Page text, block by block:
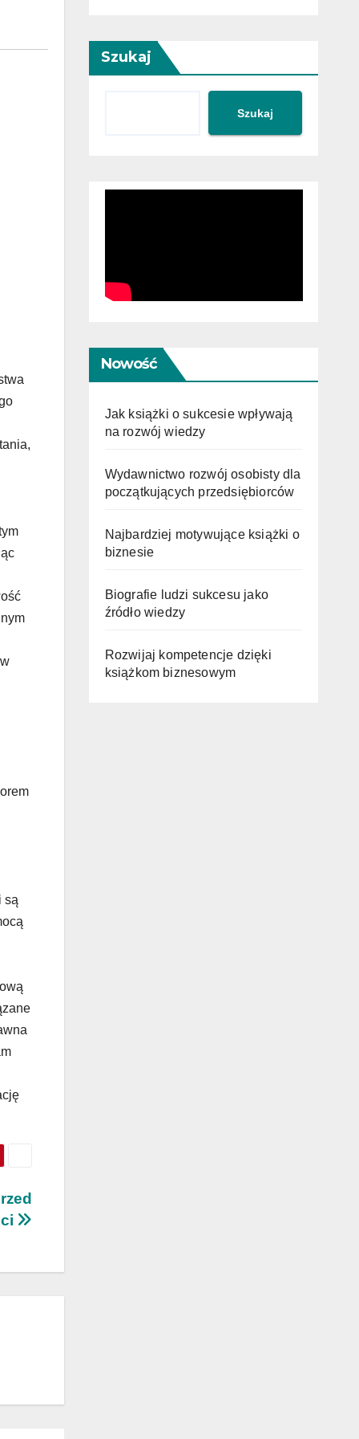
są
Szukaj
Szukaj
Nowość
Jak książki o sukcesie wpływają
na rozwój wiedzy
Wydawnictwo rozwój osobisty dla
początkujących przedsiębiorców
Najbardziej motywujące książki o
biznesie
Biografie ludzi sukcesu jako
źródło wiedzy
Rozwijaj kompetencje dzięki
książkom biznesowym